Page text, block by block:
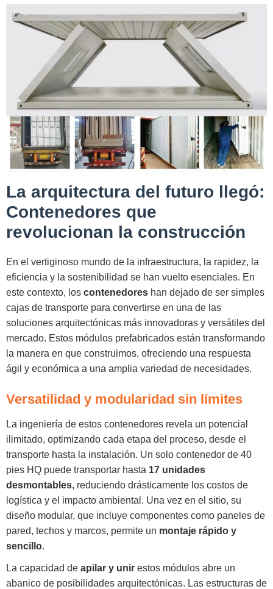
La arquitectura del futuro llegó:
Contenedores que
revolucionan la construcción
En el vertiginoso mundo de la infraestructura, la rapidez, la
eficiencia y la sostenibilidad se han vuelto esenciales. En
este contexto, los contenedoreshan dejado de ser simples
cajas de transporte para convertirse en una de las
soluciones arquitectónicas más innovadoras y versátiles del
mercado. Estos módulos prefabricados están transformando
la manera en que construimos, ofreciendo una respuesta
ágil y económica a una amplia variedad de necesidades.
Versatilidad y modularidad sin límites
La ingeniería de estos contenedores revela un potencial
ilimitado, optimizando cada etapa del proceso, desde el
transporte hasta la instalación. Un solo contenedor de 40
pies HQ puede transportar hasta 17 unidades
desmontables, reduciendo drásticamente los costos de
logística y el impacto ambiental. Una vez en el sitio, su
diseño modular, que incluye componentes como paneles de
pared, techos y marcos, permite un montaje rápido y
sencillo.
La capacidad de apilar y unirestos módulos abre un
abanico de posibilidades arquitectónicas. Las estructuras de